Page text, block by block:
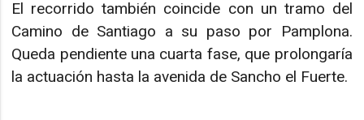
El recorrido también coincide con un tramo del
Camino de Santiago a su paso por Pamplona.
Queda pendiente una cuarta fase, que prolongaría
la actuación hasta la avenida de Sancho el Fuerte.